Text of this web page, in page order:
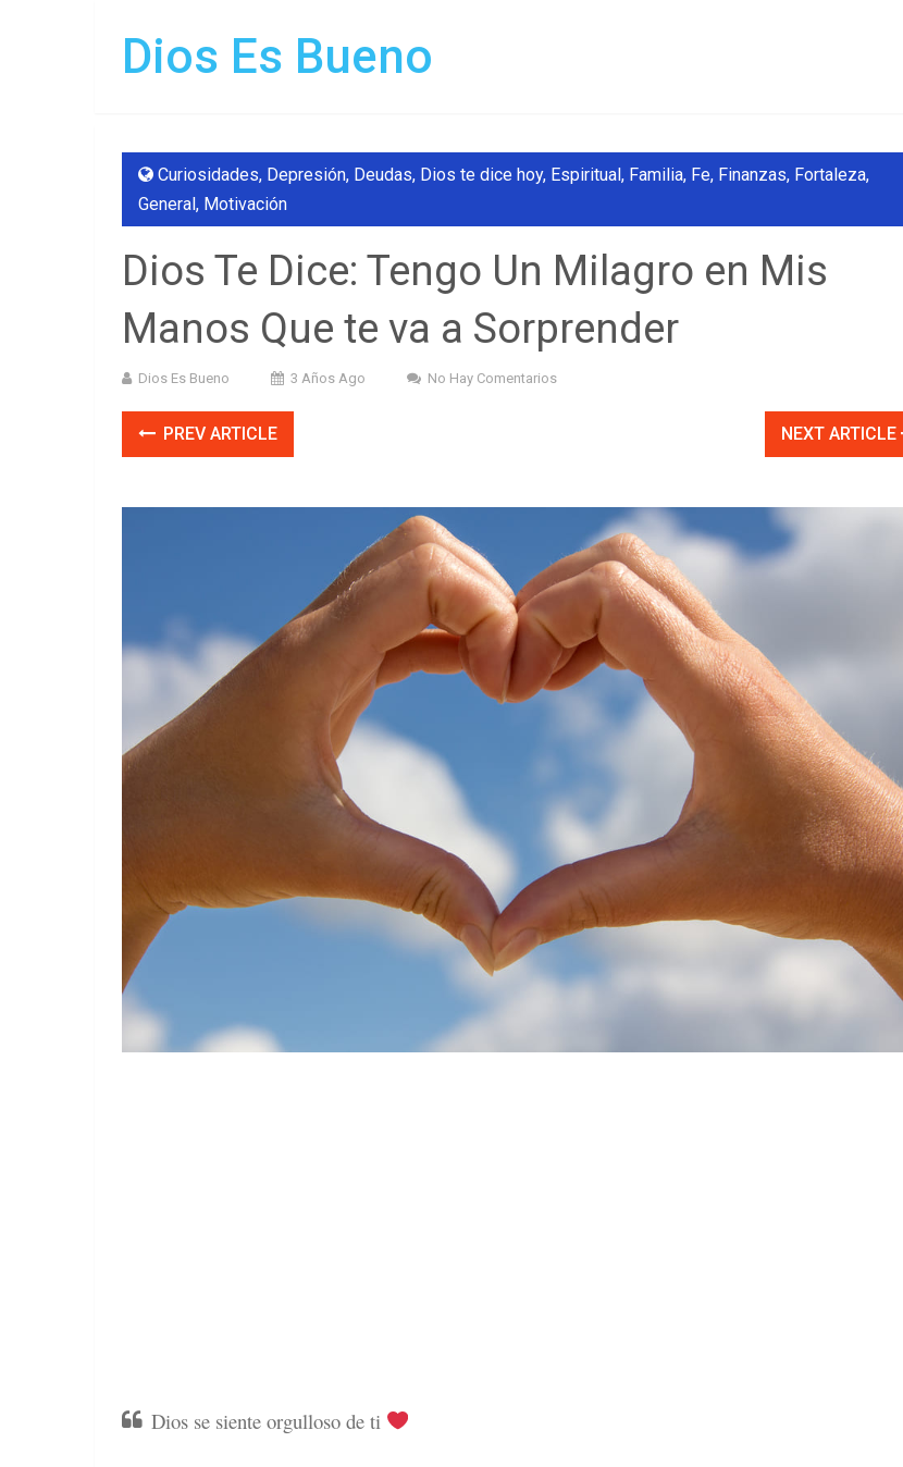
Dios Es Bueno
Curiosidades, Depresión, Deudas, Dios te dice hoy, Espiritual, Familia, Fe, Finanzas, Fortaleza,
General, Motivación
Dios Te Dice: Tengo Un Milagro en Mis
Manos Que te va a Sorprender
Dios Es Bueno 3 Años Ago No Hay Comentarios
PREV ARTICLE NEXT ARTICLE
Dios se siente orgulloso de ti